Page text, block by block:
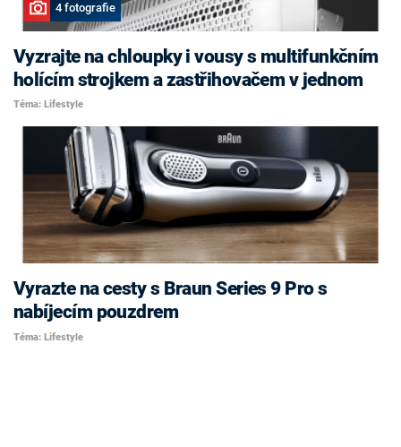
4 fotografie
Vyzrajte na chloupky i vousy s multifunkčním
holícím strojkem a zastřihovačem v jednom
Téma: Lifestyle
Vyrazte na cesty s Braun Series 9 Pro s
nabíjecím pouzdrem
Téma: Lifestyle